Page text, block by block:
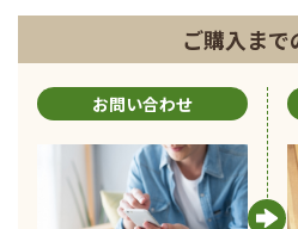
ご購入まで
お問い合わせ